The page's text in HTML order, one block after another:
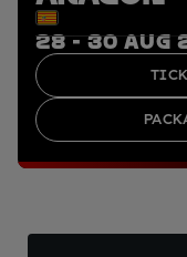
28 - 30 AUG